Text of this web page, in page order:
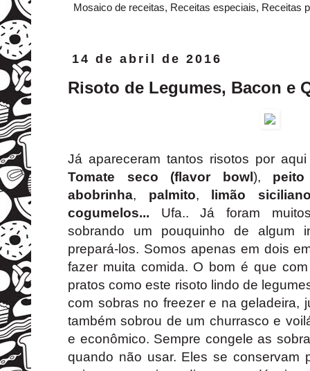
Mosaico de receitas, Receitas especiais, Receitas
14 de abril de 2016
Risoto de Legumes, Bacon e
Já apareceram tantos risotos por
Tomate seco (flavor bowl ),
abobrinha, palmito,
limão
cogumelos... Ufa.. Já foram
sobrando um pouquinho de algum
prepará-los. Somos apenas em dois
fazer muita comida. O bom é que
pratos como este risoto lindo de
com sobras no freezer e na geladeira,
também sobrou de um churrasco e
e econômico. Sempre congele as
quando não usar. Eles se conservam